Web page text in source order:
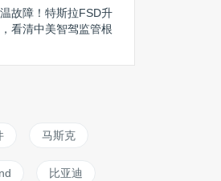
故障！特斯拉FSD升
看清中美智驾监管根
马斯克
比亚迪